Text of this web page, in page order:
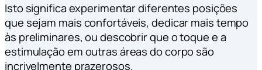
Isto significa experimentar diferentes posições
que sejam mais confortáveis, dedicar mais tempo
às preliminares, ou descobrir que o toque e a
estimulação em outras áreas do corpo são
incrivelmente prazerosos.